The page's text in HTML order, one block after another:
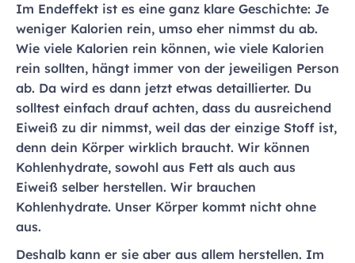
Im Endeffekt ist es eine ganz klare Geschichte: Je
weniger Kalorien rein, umso eher nimmst du ab.
Wie viele Kalorien rein können, wie viele Kalorien
rein sollten, hängt immer von der jeweiligen Person
ab. Da wird es dann jetzt etwas detaillierter. Du
solltest einfach drauf achten, dass du ausreichend
Eiweiß zu dir nimmst, weil das der einzige Stoff ist,
denn dein Körper wirklich braucht. Wir können
Kohlenhydrate, sowohl aus Fett als auch aus
Eiweiß selber herstellen. Wir brauchen
Kohlenhydrate. Unser Körper kommt nicht ohne
aus.
Deshalb kann er sie aber aus allem herstellen. Im